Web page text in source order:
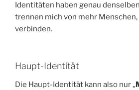
Identitäten haben genau
trennen mich von mehr Menschen,
verbinden.
Haupt-Identität
Die Haupt-Identität kann also nur „